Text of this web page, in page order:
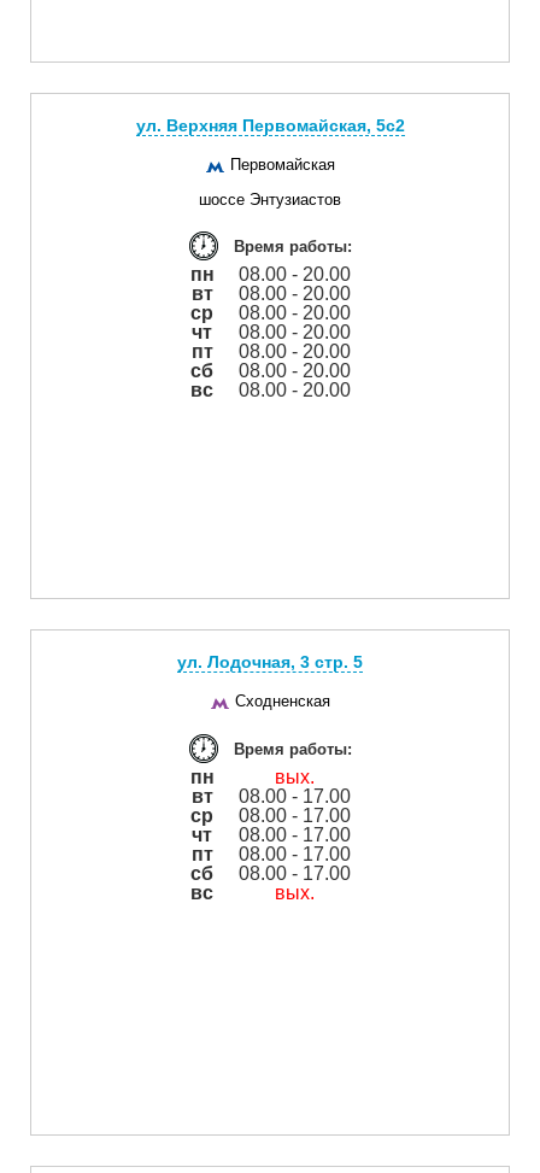
ул. Верхняя Первомайская, 5с2
Первомайская
шоссе Энтузиастов
Время работы:
пн
08.00 - 20.00
вт
08.00 - 20.00
ср
08.00 - 20.00
чт
08.00 - 20.00
пт
08.00 - 20.00
сб
08.00 - 20.00
вс
08.00 - 20.00
ул. Лодочная, 3 cтр. 5
Сходненская
Время работы:
пн
вых.
вт
08.00 - 17.00
ср
08.00 - 17.00
чт
08.00 - 17.00
пт
08.00 - 17.00
сб
08.00 - 17.00
вс
вых.